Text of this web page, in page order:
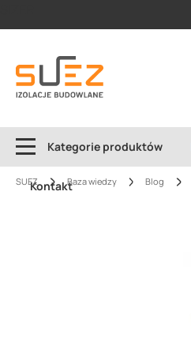
Kategorie produktów
Kontakt
SUEZ Baza wiedzy Blog